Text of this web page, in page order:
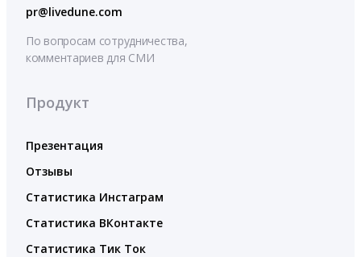
pr@livedune.com
По вопросам сотрудничества,
комментариев для СМИ
Продукт
Презентация
Отзывы
Статистика Инстаграм
Статистика ВКонтакте
Статистика Тик Ток